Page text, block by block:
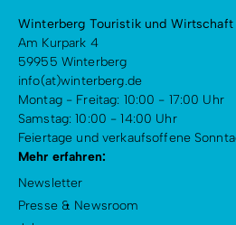
Winterberg Touristik und Wirtschaft
Am Kurpark 4
59955 Winterberg
info(at)winterberg.de
Montag - Freitag: 10:00 - 17:00 Uhr
Samstag: 10:00 - 14:00 Uhr
Feiertage und verkaufsoffene
Mehr erfahren:
Newsletter
Presse & Newsroom